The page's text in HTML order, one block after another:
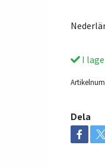
I
Dela